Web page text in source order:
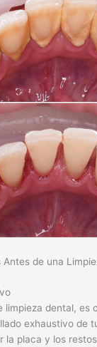
Antes de una
limpieza dental, es
exhaustivo de
higienista
prestar
de cerdas